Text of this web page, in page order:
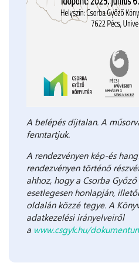
A belépés díjtalan. A
fenntartjuk.
A rendezvényen kép-és
rendezvényen történő
ahhoz, hogy a Csorba
esetlegesen honlapján,
oldalán közzé tegye. A
adatkezelési irányelveiről
a www.csgyk.hu/